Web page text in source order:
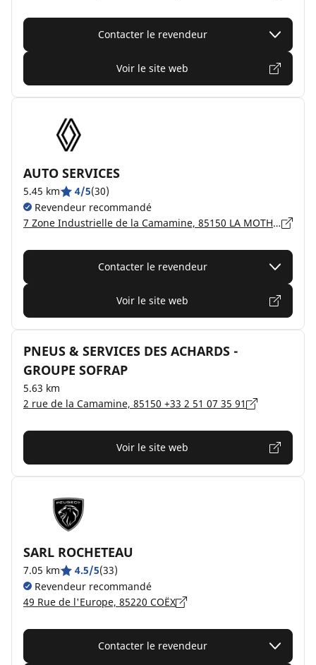
Contacter le revendeur
Voir le site web
AUTO SERVICES
5.45 km 4/5(30)
Revendeur recommandé
7 Zone Industrielle de la Camamine, 85150 LA MOTHE ACHARD
Contacter le revendeur
Voir le site web
PNEUS & SERVICES DES ACHARDS -
GROUPE SOFRAP
5.63 km
2 rue de la Camamine, 85150 +33 2 51 07 35 91
Voir le site web
SARL ROCHETEAU
7.05 km 4.5/5(33)
Revendeur recommandé
49 Rue de l'Europe, 85220 COËX
Contacter le revendeur